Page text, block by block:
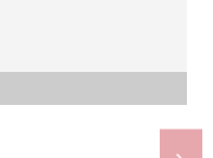
景
观
)
观
)
观
)270m)
600m)
约460m)